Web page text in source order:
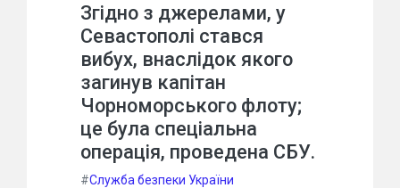
Згідно з джерелами, у
Севастополі стався
вибух, внаслідок якого
загинув капітан
Чорноморського флоту;
це була спеціальна
операція, проведена СБУ.
#Служба безпеки України